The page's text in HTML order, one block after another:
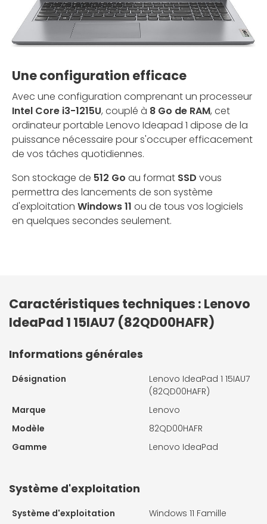
Une configuration efficace
Avec une configuration comprenant un processeur
Intel Core i3-1215U, couplé à 8 Go de RAM, cet
ordinateur portable Lenovo Ideapad 1 dipose de la
puissance nécessaire pour s'occuper efficacement
de vos tâches quotidiennes.
Son stockage de 512 Go au format SSD vous
permettra des lancements de son système
d'exploitation Windows 11 ou de tous vos logiciels
en quelques secondes seulement.
Caractéristiques techniques : Lenovo
IdeaPad 1 15IAU7 (82QD00HAFR)
Informations générales
Désignation
Lenovo IdeaPad 1 15IAU7
(82QD00HAFR)
Marque
Lenovo
Modèle
82QD00HAFR
Gamme
Lenovo IdeaPad
Système d'exploitation
Système d'exploitation Windows 11 Famille